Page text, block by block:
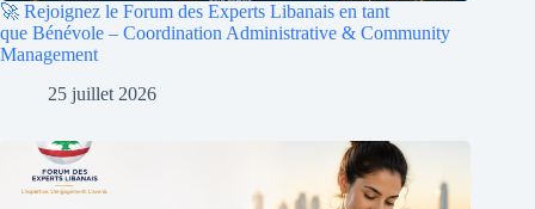
🚀 Rejoignez le Forum des Experts Libanais en tant
que Bénévole – Coordination Administrative & Community
Management
25 juillet 2026